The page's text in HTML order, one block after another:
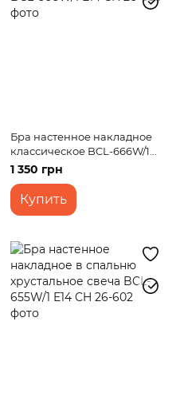
Бра настенное накладное
классическое BCL-666W/1
E14 CH
1 350 грн
Купить